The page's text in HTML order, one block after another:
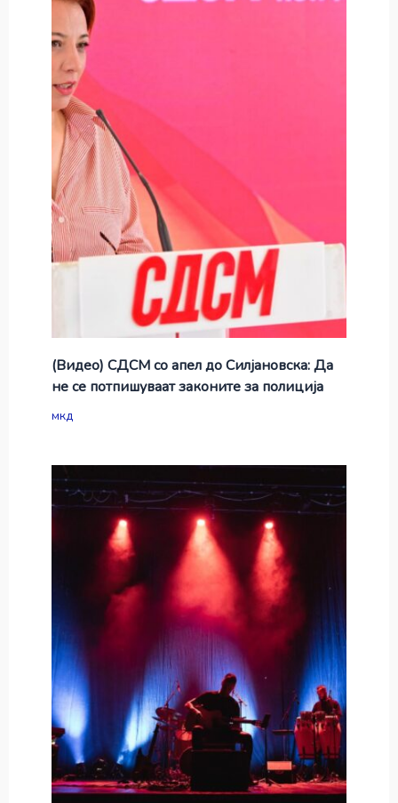
(Видео) СДСМ со апел до Силјановска: Да
не се потпишуваат законите за полиција
мкд